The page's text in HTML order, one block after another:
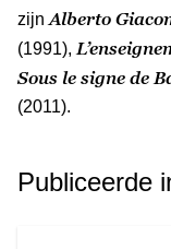
zijn Alberto
(1991),
Sous le signe de
(2011).
Publiceerde